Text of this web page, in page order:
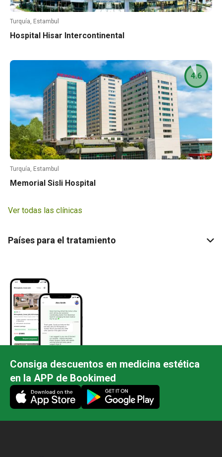
Turquía, Estambul
Hospital Hisar Intercontinental
Turquía, Estambul
Memorial Sisli Hospital
4.6
Ver todas las clínicas
Países para el tratamiento
Consiga descuentos en medicina estética
en la APP de Bookimed